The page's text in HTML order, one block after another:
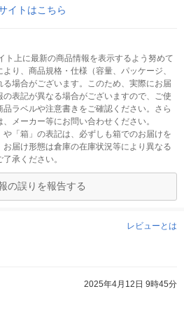
イトはこちら
ト上に最新の商品情報を表示するよう努めて
り、商品規格・仕様（容量、パッケージ、
場合がございます。このため、実際にお届
表記が異なる場合がございますので、ご使
ラベルや注意書きをご確認ください。さら
メーカー等にお問い合わせください。
「箱」の表記は、必ずしも箱でのお届けを
届け形態は倉庫の在庫状況等により異なる
承ください。
の誤りを報告する
レビューとは
2025年4月12日 9時45分